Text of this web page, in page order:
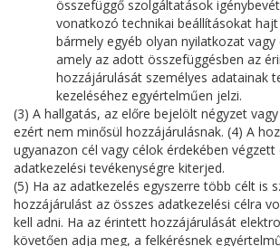
összefüggő szolgáltatások
vonatkozó technikai beállításokat
bármely egyéb olyan nyilatkozat vagy
amely az adott összefüggésben az
hozzájárulását személyes adatainak
kezeléséhez egyértelműen jelzi.
(3) A hallgatás, az előre bejelölt négyzet
ezért nem minősül hozzájárulásnak. (4) A
ugyanazon cél vagy célok érdekében végzett
adatkezelési tevékenységre kiterjed.
(5) Ha az adatkezelés egyszerre több célt is
hozzájárulást az összes adatkezelési célra
kell adni. Ha az érintett hozzájárulását
követően adja meg, a felkérésnek